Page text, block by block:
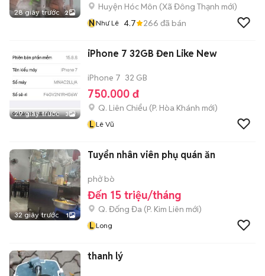
28 giây trước 2
Huyện Hóc Môn (Xã Đông Thạnh mới)
NNhư Lê 4.7 266 đã bán
29 giây trước 3
iPhone 7 32GB Đen Like New
iPhone 7 32 GB
750.000 đ
Q. Liên Chiểu (P. Hòa Khánh mới)
L Lê Vũ
32 giây trước 1
Tuyển nhân viên phụ quán ăn
phở bò
Đến 15 triệu/tháng
Q. Đống Đa (P. Kim Liên mới)
L Long
thanh lý